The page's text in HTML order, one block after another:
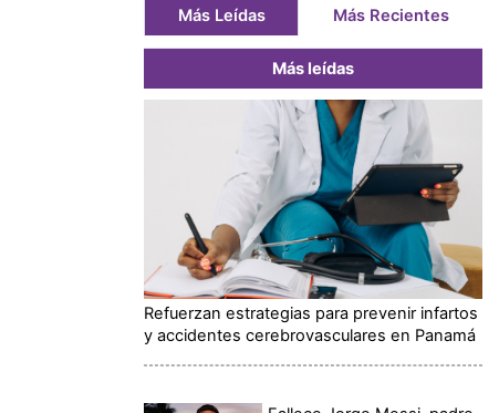
Más Leídas Más Recientes
Más leídas
Refuerzan estrategias para prevenir infartos
y accidentes cerebrovasculares en Panamá